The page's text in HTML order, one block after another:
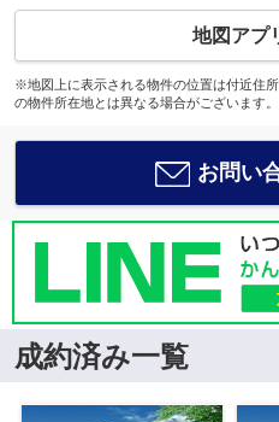
地図アプ
※地図上に表示される物件の位置は付近住
の物件所在地とは異なる場合がございます。
お問い
成約済み一覧